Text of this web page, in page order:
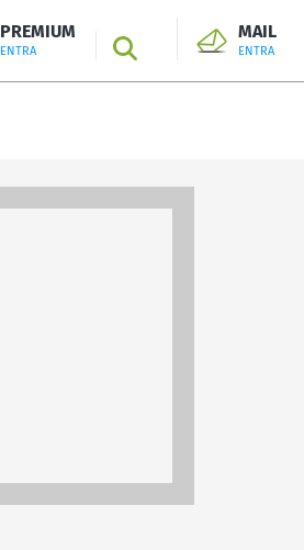
PREMIUM
ENTRA SEARCH
MAIL
ENTRA